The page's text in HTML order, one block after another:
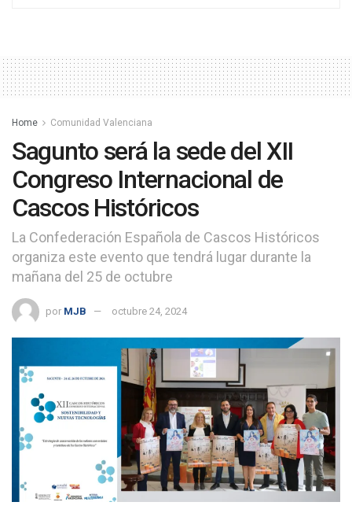
Home Comunidad Valenciana
Sagunto será la sede del XII
Congreso Internacional de
Cascos Históricos
La Confederación Española de Cascos Históricos
organiza este evento que tendrá lugar durante la
mañana del 25 de octubre
por MJB octubre 24, 2024